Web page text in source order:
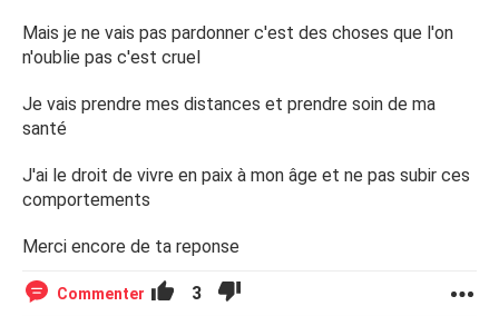
et elle m'a dit "je ne veux pas d'histoires, je te bloque de
partout, je ne veux plus te voir", et c'est ce qu'elle a fait
très bien le faire, son mari et ses 2 filles qui ne répondent
plus à mes messages.
Trop, c'est trop pour moi je lui ai écrit une lettre trempée
dans le vitriole, où je lui dit tout ce que j'ai sur le coeur par
Pas de réactions. mais j'ajoute qu'elle est toujours la
victime de tout le monde, elle est toujours blanche... Cela
fait un mois et je suis mal dans cette situation, je rentre
Mais je ne vais pas pardonner c'est des choses que l'on
n'oublie pas c'est cruel
Je vais prendre mes distances et prendre soin de ma
santé
J'ai le droit de vivre en paix à mon âge et ne pas subir ces
comportements
Merci encore de ta reponse
Commenter 3